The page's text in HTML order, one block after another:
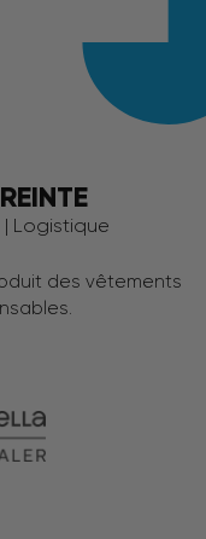
Logistique
des vêtements